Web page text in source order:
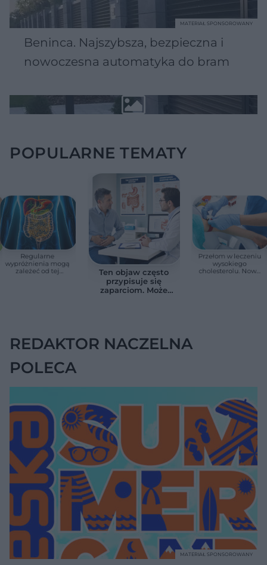
Beninca. Najszybsza, bezpieczna i
nowoczesna automatyka do bram
MATERIAŁ SPONSOROWANY
POPULARNE TEMATY
Regularne
wypróżnienia mogą
zależeć od tej
Ten objaw często
przypisuje się
zaparciom. Może
Przełom w leczeniu
wysokiego
cholesterolu. Nowa
REDAKTOR NACZELNA
POLECA
MATERIAŁ SPONSOROWANY